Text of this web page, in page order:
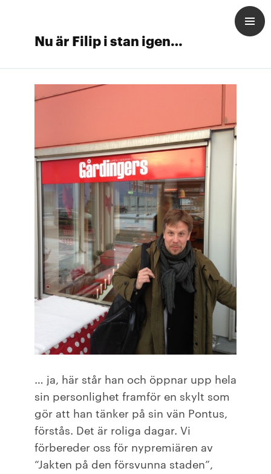
Nu är Filip i stan igen…
… ja, här står han och öppnar upp hela
sin personlighet framför en skylt som
gör att han tänker på sin vän Pontus,
förstås. Det är roliga dagar. Vi
förbereder oss för nypremiären av
“Jakten på den försvunna staden”,